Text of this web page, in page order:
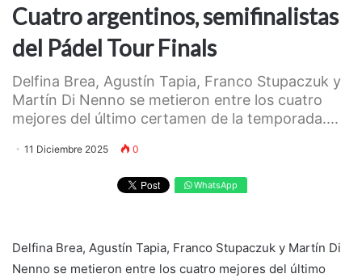
Cuatro argentinos, semifinalistas
del Pádel Tour Finals
Delfina Brea, Agustín Tapia, Franco Stupaczuk y
Martín Di Nenno se metieron entre los cuatro
mejores del último certamen de la temporada....
11 Diciembre 2025 0
WhatsApp
Delfina Brea, Agustín Tapia, Franco Stupaczuk y Martín Di
Nenno se metieron entre los cuatro mejores del último